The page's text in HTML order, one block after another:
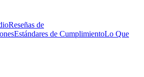
Reseñas de
Estándares de CumplimientoLo Que